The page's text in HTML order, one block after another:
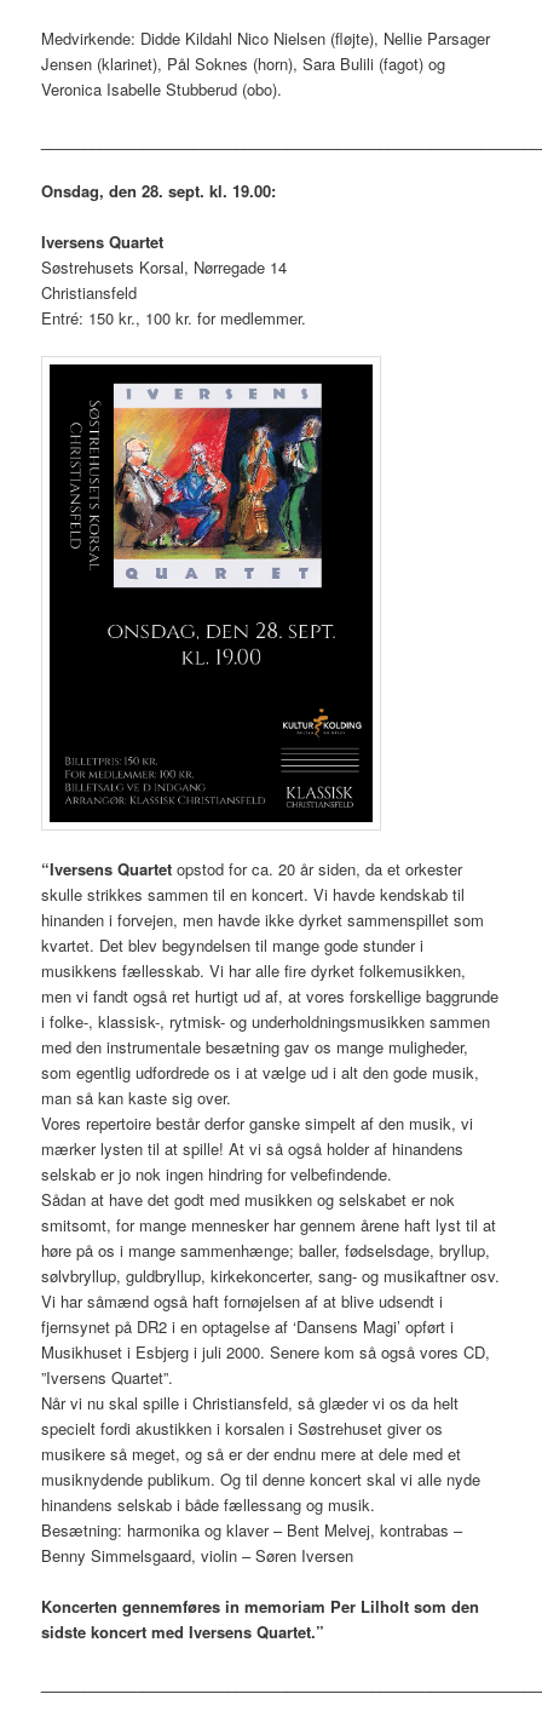
Medvirkende: Didde Kildahl Nico Nielsen (fløjte), Nellie Parsager
Jensen (klarinet), Pål Soknes (horn), Sara Bulili (fagot) og
Veronica Isabelle Stubberud (obo).
Onsdag, den 28. sept. kl. 19.00:
Iversens Quartet
Søstrehusets Korsal, Nørregade 14
Christiansfeld
Entré: 150 kr., 100 kr. for medlemmer.
“Iversens Quartet opstod for ca. 20 år siden, da et orkester
skulle strikkes sammen til en koncert. Vi havde kendskab til
hinanden i forvejen, men havde ikke dyrket sammenspillet som
kvartet. Det blev begyndelsen til mange gode stunder i
musikkens fællesskab. Vi har alle fire dyrket folkemusikken,
men vi fandt også ret hurtigt ud af, at vores forskellige baggrunde
i folke-, klassisk-, rytmisk- og underholdningsmusikken sammen
med den instrumentale besætning gav os mange muligheder,
som egentlig udfordrede os i at vælge ud i alt den gode musik,
man så kan kaste sig over.
Vores repertoire består derfor ganske simpelt af den musik, vi
mærker lysten til at spille! At vi så også holder af hinandens
selskab er jo nok ingen hindring for velbefindende.
Sådan at have det godt med musikken og selskabet er nok
smitsomt, for mange mennesker har gennem årene haft lyst til at
høre på os i mange sammenhænge; baller, fødselsdage, bryllup,
sølvbryllup, guldbryllup, kirkekoncerter, sang- og musikaftner osv.
Vi har såmænd også haft fornøjelsen af at blive udsendt i
fjernsynet på DR2 i en optagelse af ‘Dansens Magi’ opført i
Musikhuset i Esbjerg i juli 2000. Senere kom så også vores CD,
”Iversens Quartet”.
Når vi nu skal spille i Christiansfeld, så glæder vi os da helt
specielt fordi akustikken i korsalen i Søstrehuset giver os
musikere så meget, og så er der endnu mere at dele med et
musiknydende publikum. Og til denne koncert skal vi alle nyde
hinandens selskab i både fællessang og musik.
Besætning: harmonika og klaver – Bent Melvej, kontrabas –
Benny Simmelsgaard, violin – Søren Iversen
Koncerten gennemføres in memoriam Per Lilholt som den
sidste koncert med Iversens Quartet.”